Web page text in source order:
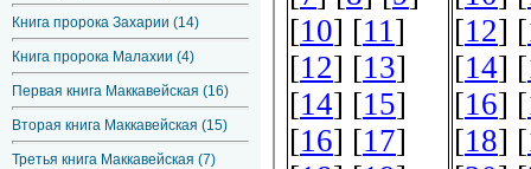
Книга пророка Захарии (14)
Книга пророка Малахии (4)
Первая книга Маккавейская (16)
Вторая книга Маккавейская (15)
Третья книга Маккавейская (7)